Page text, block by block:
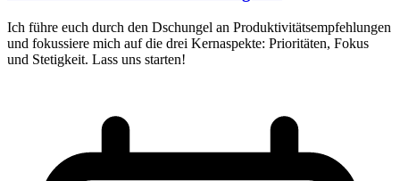
Ich führe euch durch den Dschungel an Produktivitätsempfehlungen
und fokussiere mich auf die drei Kernaspekte: Prioritäten, Fokus
und Stetigkeit. Lass uns starten!